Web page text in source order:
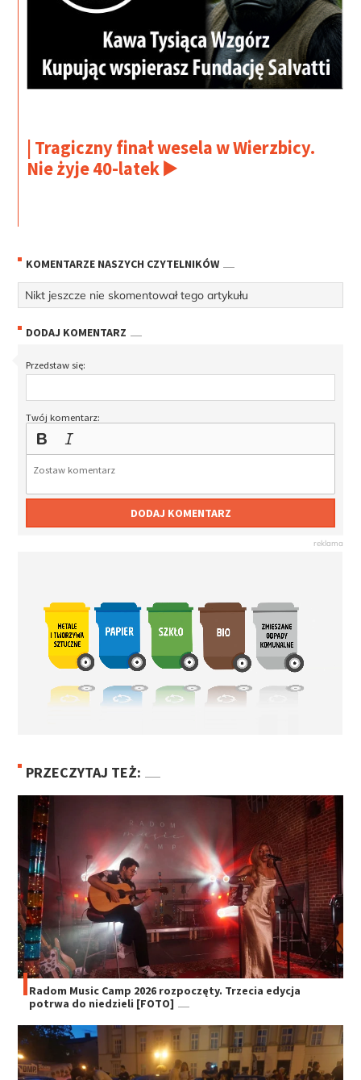
| Tragiczny finał wesela w Wierzbicy.
Nie żyje 40-latek ▶️
KOMENTARZE NASZYCH CZYTELNIKÓW
Nikt jeszcze nie skomentował tego artykułu
DODAJ KOMENTARZ
Przedstaw się:
Twój komentarz:
DODAJ KOMENTARZ
PRZECZYTAJ TEŻ:
Radom Music Camp 2026 rozpoczęty. Trzecia edycja
potrwa do niedzieli [FOTO]